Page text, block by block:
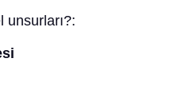
unsurları?: